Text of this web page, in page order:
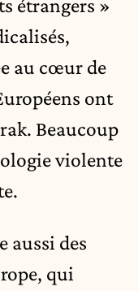
étrangers »
au cœur de
ont
Beaucoup
violente
aussi des
qui